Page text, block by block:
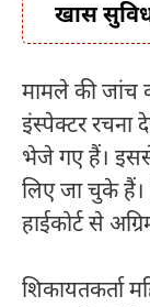
खास
मामले की जांच
इंस्पेक्टर
भेजे गए हैं।
लिए जा चुके हैं।
हाईकोर्ट से
शिकायतकर्ता